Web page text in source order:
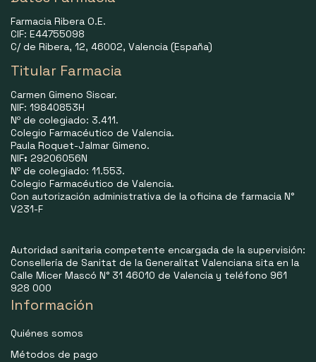
Farmacia Ribera O.E.
CIF: E44755098
C/ de Ribera, 12, 46002, Valencia (España)
Titular Farmacia
Carmen Gimeno Siscar.
NIF: 19840853H
Nº de colegiado: 3.411.
Colegio Farmacéutico de Valencia.
Paula Roquet-Jalmar Gimeno.
NIF: 29206056N
Nº de colegiado: 11.553.
Colegio Farmacéutico de Valencia.
Con autorización administrativa de la oficina de farmacia N°
V231-F
Autoridad sanitaria competente encargada de la supervisión:
Consellería de Sanitat de la Generalitat Valenciana sita en la
Calle Micer Mascó N° 31 46010 de Valencia y teléfono 961
928 000
Información
Quiénes somos
Métodos de pago